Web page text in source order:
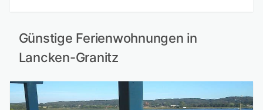
Günstige Ferienwohnungen in
Lancken-Granitz